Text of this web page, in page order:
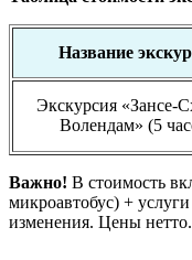
Название
Экскурсия «Зансе-
Волендам» (5
Важно! В стоимость
микроавтобус) +
изменения. Цены нетто.